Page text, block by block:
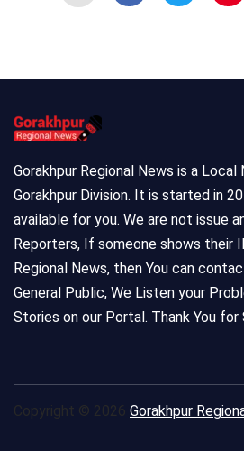
Gorakhpur Regional News is a Local
Gorakhpur Division. It is started in
available for you. We are not issue
Reporters, If someone shows their
Regional News, then You can
General Public, We Listen your
Stories on our Portal. Thank You for
Copyright © 2026 Gorakhpur